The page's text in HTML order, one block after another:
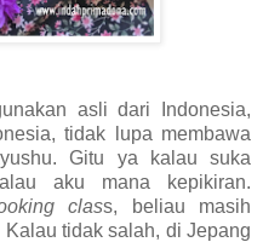
asli dari Indonesia,
tidak lupa membawa
Gitu ya kalau suka
aku mana kepikiran.
class, beliau masih
tidak salah, di Jepang